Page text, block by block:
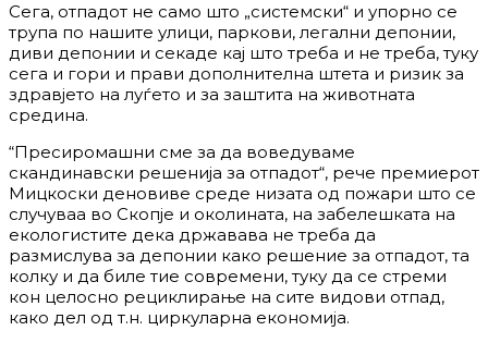
Сега, отпадот не само што „системски“ и упорно се
трупа по нашите улици, паркови, легални депонии,
диви депонии и секаде кај што треба и не треба, туку
сега и гори и прави дополнителна штета и ризик за
здравјето на луѓето и за заштита на животната
средина.
“Пресиромашни сме за да воведуваме
скандинавски решенија за отпадот“, рече премиерот
Мицкоски деновиве среде низата од пожари што се
случуваа во Скопје и околината, на забелешката на
екологистите дека државава не треба да
размислува за депонии како решение за отпадот, та
колку и да биле тие современи, туку да се стреми
кон целосно рециклирање на сите видови отпад,
како дел од т.н. циркуларна економија.